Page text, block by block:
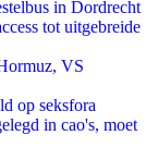
in Dordrecht
tot uitgebreide
VS
op seksfora
in cao's, moet